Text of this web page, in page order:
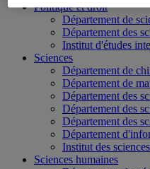
Politique et droit
Département de
Département des
Institut d'études
Sciences
Département de
Département de
Département des
Département des
Département des
Département
Institut des
Sciences humaines